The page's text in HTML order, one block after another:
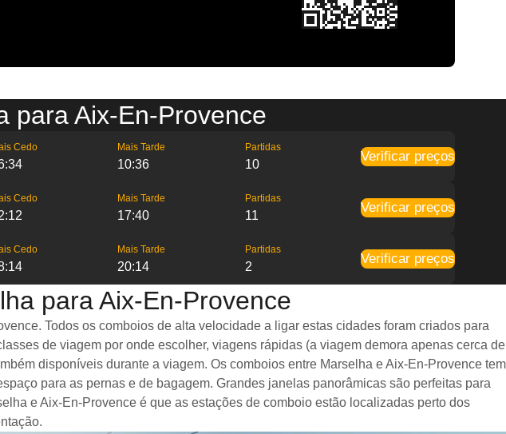
para Aix-En-Provence
Cedo Mais Tarde
10:36
Partidas
10
Verificar preços
Cedo Mais Tarde
17:40
Partidas
11
Verificar preços
Cedo Mais Tarde
20:14
Partidas
2
Verificar preços
para Aix-En-Provence
Todos os comboios de alta velocidade a ligar estas cidades foram criados para
de viagem por onde escolher, viagens rápidas (a viagem demora apenas cerca de
disponíveis durante a viagem. Os comboios entre Marselha e Aix-En-Provence tem
para as pernas e de bagagem. Grandes janelas panorâmicas são perfeitas para
e Aix-En-Provence é que as estações de comboio estão localizadas perto dos